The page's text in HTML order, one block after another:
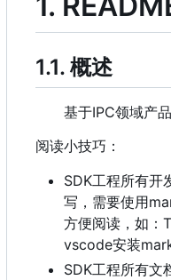
1.1. 概述
基于IPC领域产
阅读小技巧：
SDK工程所有开
写 ， 需要使用
方便阅读 ， 如 ：
vscode安装
SDK工程所有文